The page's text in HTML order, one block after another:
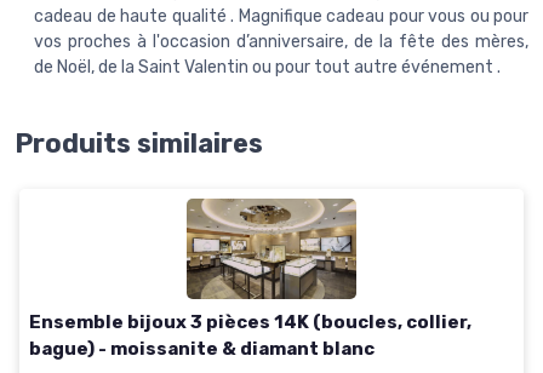
cadeau de haute qualité . Magnifique cadeau pour vous ou pour
vos proches à l'occasion d’anniversaire, de la fête des mères,
de Noël, de la Saint Valentin ou pour tout autre événement .
Produits similaires
Ensemble bijoux 3 pièces 14K (boucles, collier,
bague) - moissanite & diamant blanc